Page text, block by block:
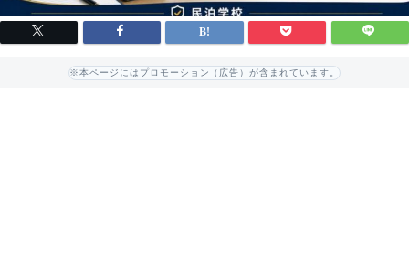
※本ページにはプロモーション（広告）が含まれています。